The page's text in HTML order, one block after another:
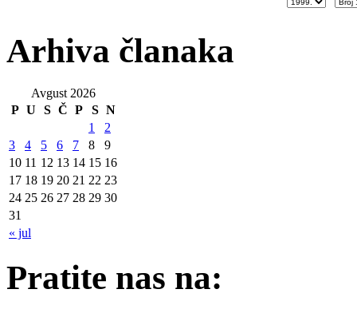
Arhiva članaka
Avgust 2026
P U S Č P S N
« jul
1
2
3
4 5 6 7 8
9
10 11 12 13 14 15 16
17 18 19 20 21 22 23
24 25 26 27 28 29 30
31
Pratite nas na: